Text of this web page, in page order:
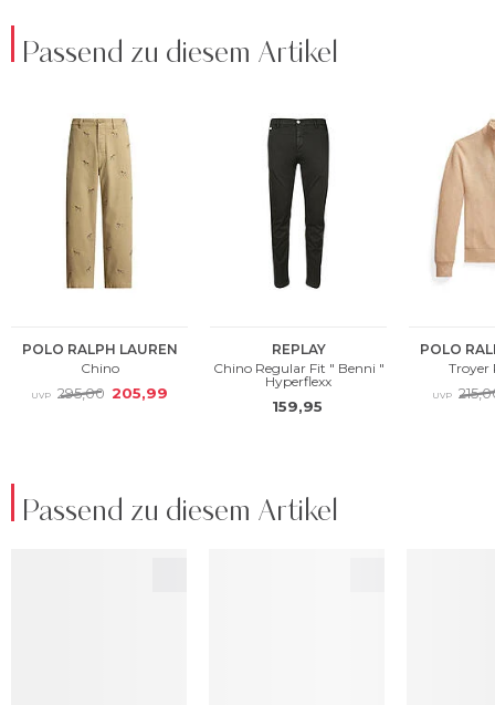
Passend zu diesem Artikel
Passend zu diesem Artikel